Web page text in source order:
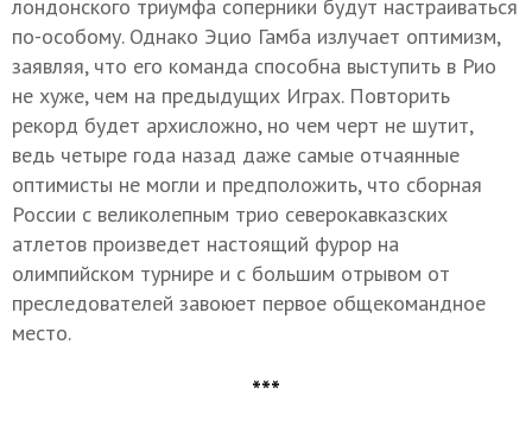
лондонского триумфа соперники будут настраиваться
по-особому. Однако Эцио Гамба излучает оптимизм,
заявляя, что его команда способна выступить в Рио
не хуже, чем на предыдущих Играх. Повторить
рекорд будет архисложно, но чем черт не шутит,
ведь четыре года назад даже самые отчаянные
оптимисты не могли и предположить, что сборная
России с великолепным трио северокавказских
атлетов произведет настоящий фурор на
олимпийском турнире и с большим отрывом от
преследователей завоюет первое общекомандное
место.
***